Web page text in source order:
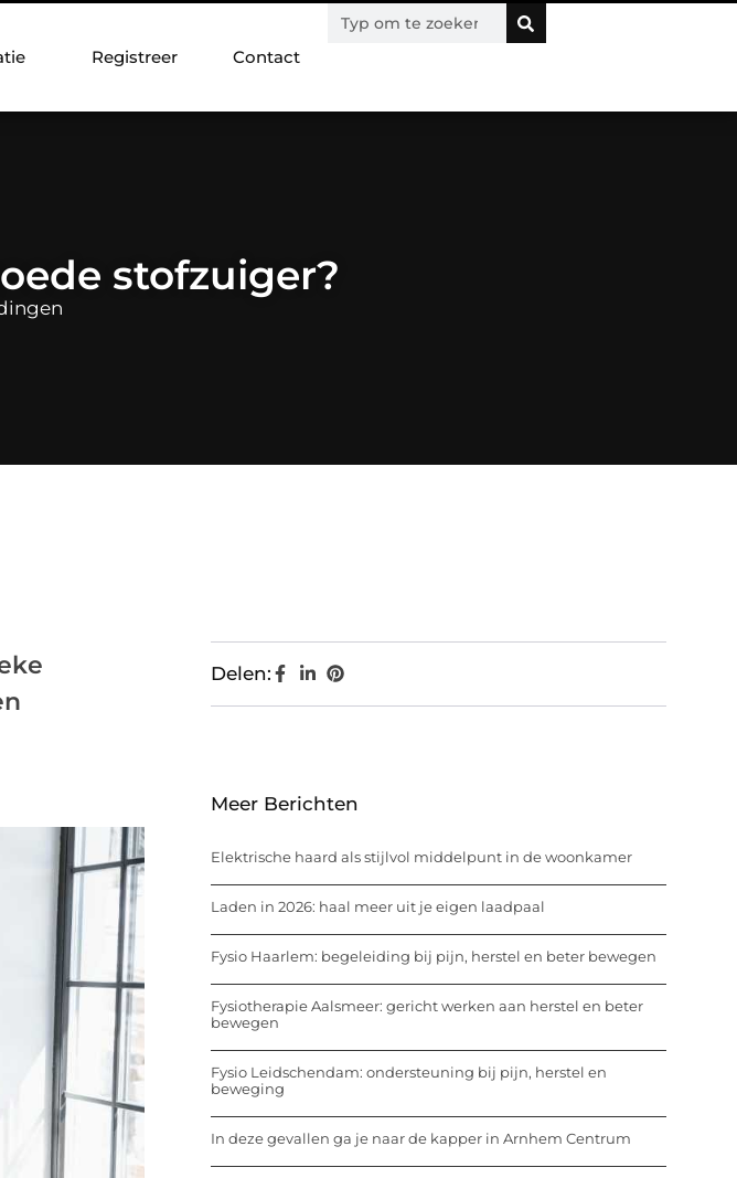
Registreer Contact
stofzuiger?
Delen:
Meer Berichten
Elektrische haard als stijlvol middelpunt in de woonkamer
Laden in 2026: haal meer uit je eigen laadpaal
Fysio Haarlem: begeleiding bij pijn, herstel en beter bewegen
Fysiotherapie Aalsmeer: gericht werken aan herstel en beter
bewegen
Fysio Leidschendam: ondersteuning bij pijn, herstel en
beweging
In deze gevallen ga je naar de kapper in Arnhem Centrum